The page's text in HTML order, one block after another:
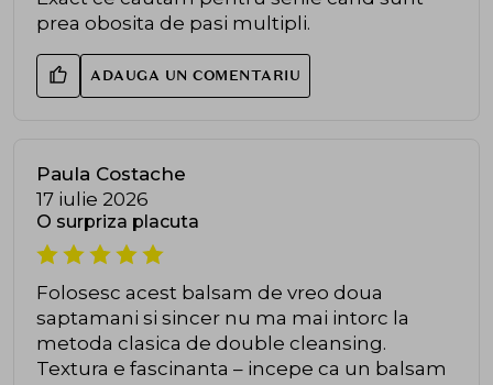
prea obosita de pasi multipli.
ADAUGA UN COMENTARIU
Paula Costache
17 iulie 2026
O surpriza placuta
Folosesc acest balsam de vreo doua
saptamani si sincer nu ma mai intorc la
metoda clasica de double cleansing.
Textura e fascinanta – incepe ca un balsam